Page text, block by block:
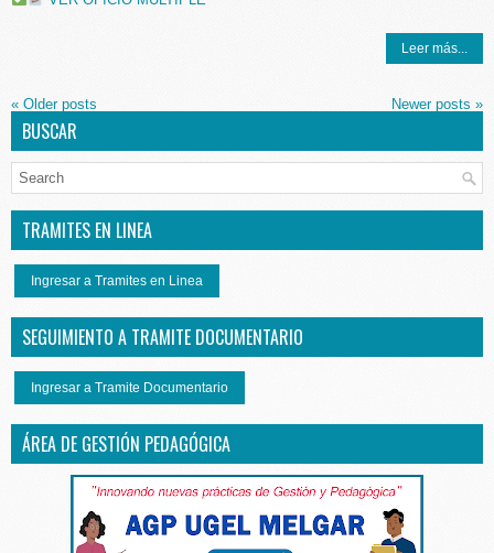
Leer más...
« Older posts Newer posts »
BUSCAR
TRAMITES EN LINEA
Ingresar a Tramites en Linea
SEGUIMIENTO A TRAMITE DOCUMENTARIO
Ingresar a Tramite Documentario
ÁREA DE GESTIÓN PEDAGÓGICA